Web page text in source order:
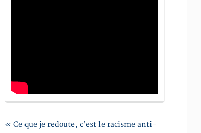
« Ce que je redoute, c’est le racisme anti-